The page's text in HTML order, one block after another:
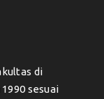
di
sesuai